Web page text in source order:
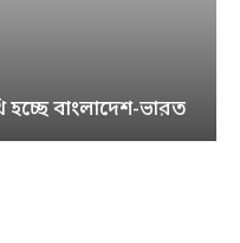
বাংলাদেশ-ভারত